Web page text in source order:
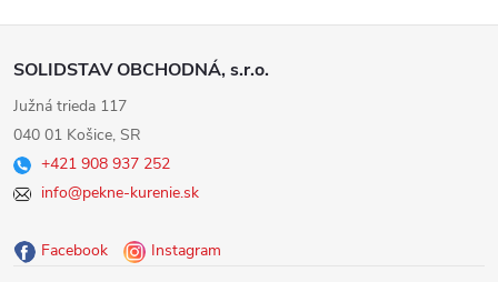
Z
á
p
ä
SOLIDSTAV OBCHODNÁ, s.r.o.
Južná trieda 117
040 01 Košice, SR
+421 908 937 252
info@pekne-kurenie.sk
Facebook Instagram